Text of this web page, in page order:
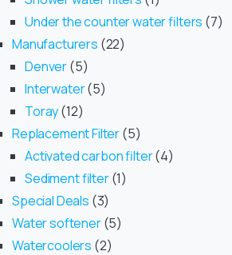
Under the counter water filters 7
Manufacturers 22
Denver 5
Interwater 5
Toray 12
Replacement Filter 5
Activated carbon filter 4
Sediment filter 1
Special Deals 3
Water softener 5
Watercoolers 2